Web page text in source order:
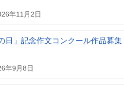
年11月2日
日」記念作文コンクール作品募集
年9月8日